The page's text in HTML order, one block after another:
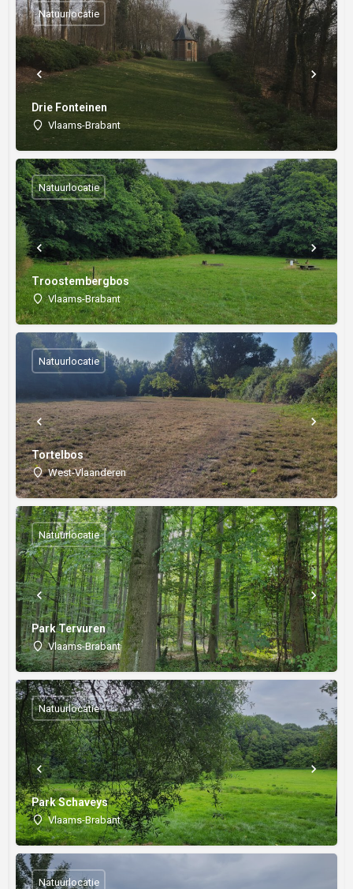
Drie Fonteinen
Vlaams-Brabant
Natuurlocatie
Troostembergbos
Vlaams-Brabant
Natuurlocatie
Tortelbos
West-Vlaanderen
Natuurlocatie
Park Tervuren
Vlaams-Brabant
Natuurlocatie
Park Schaveys
Vlaams-Brabant
Natuurlocatie
Natuurlocatie